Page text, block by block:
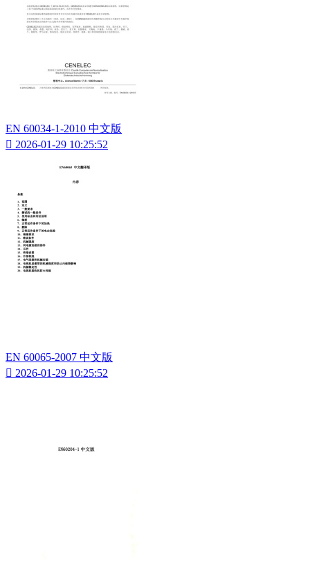
EN 60034-1-2010 中文版
 2026-01-29 10:25:52
EN 60065-2007 中文版
 2026-01-29 10:25:52